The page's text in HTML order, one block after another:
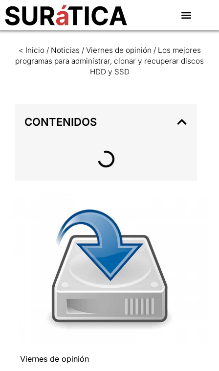
< Inicio/ Noticias / Viernes de opinión / Los mejores
programas para administrar, clonar y recuperar discos
HDD y SSD
CONTENIDOS
Viernes de opinión